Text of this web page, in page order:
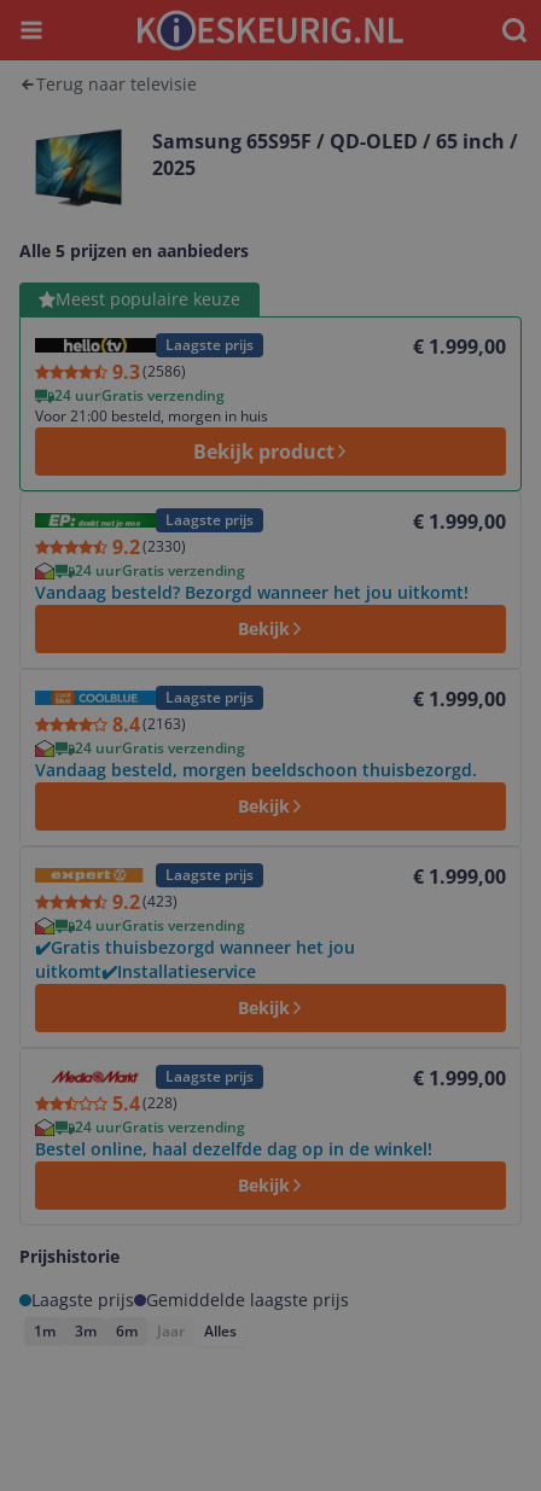
Menu
Terug naar televisie
Samsung 65S95F / QD-OLED / 65 inch /
2025
Alle 5 prijzen en aanbieders
Meest populaire keuze
Laagste prijs
9.3(2586)
€ 1.999,00
24 uurGratis verzending
Voor 21:00 besteld, morgen in huis
Bekijk product
Bekijk product
Laagste prijs
9.2(2330)
€ 1.999,00
24 uurGratis verzending
Vandaag besteld? Bezorgd wanneer het jou uitkomt!
Bekijk
Laagste prijs
8.4(2163)
€ 1.999,00
24 uurGratis verzending
Vandaag besteld, morgen beeldschoon thuisbezorgd.
Bekijk
Laagste prijs
9.2(423)
€ 1.999,00
24 uurGratis verzending
✔️Gratis thuisbezorgd wanneer het jou
uitkomt✔️Installatieservice
Bekijk
Laagste prijs
5.4(228)
€ 1.999,00
24 uurGratis verzending
Bestel online, haal dezelfde dag op in de winkel!
Bekijk
Prijshistorie
Laagste prijs
Gemiddelde laagste prijs
1m 3m 6m Jaar Alles